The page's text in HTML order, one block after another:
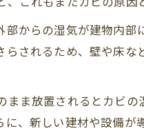
からの湿気が建物内部
されるため、壁や床な
ま放置されるとカビの
、新しい建材や設備が